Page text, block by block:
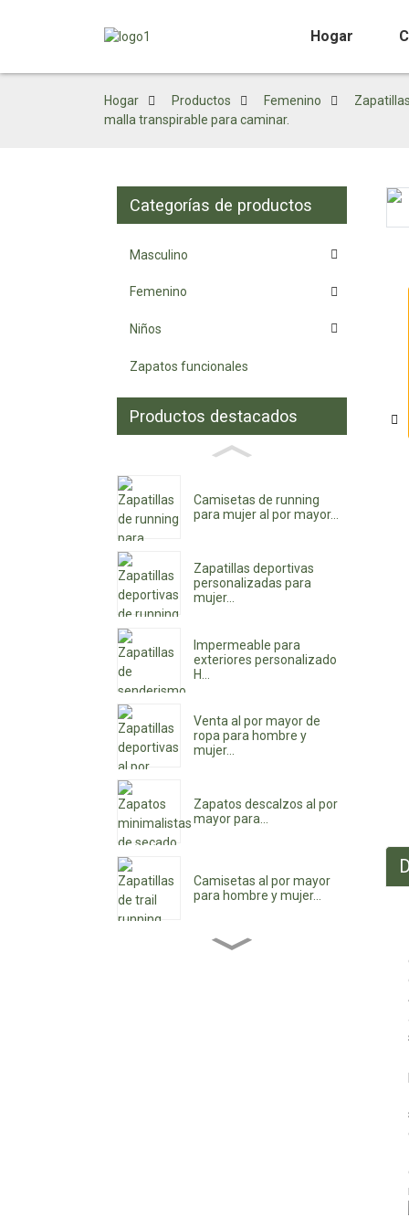
Hogar
Hogar Productos Femenino
malla transpirable para caminar.
Categorías de productos
Masculino
Femenino
Niños
Zapatos funcionales
Productos destacados
Camisetas de running
para mujer al por mayor...
Zapatillas deportivas
personalizadas para
mujer...
Impermeable para
exteriores personalizado
H...
Venta al por mayor de
ropa para hombre y
mujer...
Zapatos descalzos al por
mayor para...
Camisetas al por mayor
para hombre y mujer...